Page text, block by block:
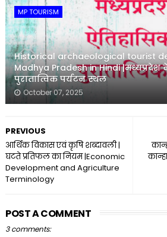
MP TOURISM
Historical archaeological tourist
Madhya Pradesh in Hindi |मध्यप्रदेश
पुरातात्विक पर्यटन स्थल
October 07, 2025
PREVIOUS
आर्थिक विकास एवं कृषि शब्दावली |
घटते प्रतिफल का नियम |Economic
Development and Agriculture
Terminology
POST A COMMENT
3 comments: